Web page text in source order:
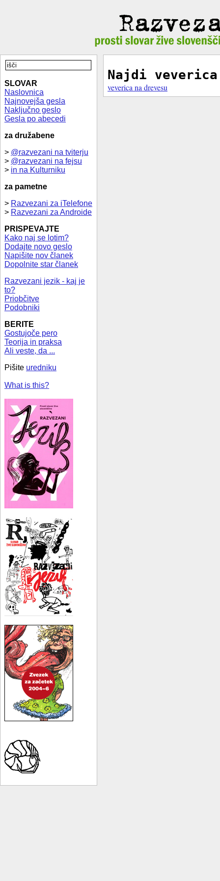
SLOVAR
Naslovnica
Najnovejša gesla
Naključno geslo
Gesla po abecedi
za družabene
> @razvezani na tviterju
> @razvezani na fejsu
> in na Kulturniku
za pametne
> Razvezani za iTelefone
> Razvezani za Androide
PRISPEVAJTE
Kako naj se lotim?
Dodajte novo geslo
Napišite nov članek
Dopolnite star članek
Razvezani jezik - kaj je
to?
Priobčitve
Podobniki
BERITE
Gostujoče pero
Teorija in praksa
Ali veste, da ...
Pišite uredniku
What is this?
Najdi veverica
veverica na drevesu